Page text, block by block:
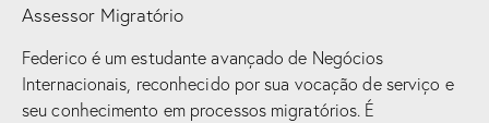
Assessor Migratório
Federico é um estudante avançado de Negócios
Internacionais, reconhecido por sua vocação de serviço e
seu conhecimento em processos migratórios. É